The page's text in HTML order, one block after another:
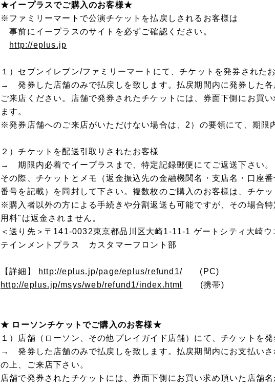
★イープラスでご購入のお客様★
※ファミリーマートで公演チケットを払戻しされるお客様は
事前にイープラスのサイトを必ずご確認ください。
http://eplus.jp
１）セブンイレブン/ファミリーマートにて、チケットを発券された
→ 発券した店舗のみで払戻しを致します。払戻期間内に発券した各
ご来店ください。店舗で発券されたチケットには、券面下側にお買
ます。
※発券店舗へのご来店がいただけない場合は、2）の要領にて、期限
２）チケットを配送引取りされたお客様
→ 期限内必着でイープラスまで、特定記録郵便にてご返送下さい。
その際、チケットとメモ（返金振込先の金融機関名・支店名・口座
番号を記載）を同封して下さい。複数枚のご購入のお客様は、チケッ
※購入者以外の方による手続きや分割返送も可能ですが、その場合
用料"は返金されません。
＜送り先＞〒141-0032東京都品川区大崎1-11-1 ゲートシティ大崎
テインメントプラス カスタマーフロント部
【詳細】 http://eplus.jp/page/eplus/refund1/ (PC)
http://eplus.jp/msys/web/refund1/index.html
(携帯)
★ ローソンチケットでご購入のお客様★
１）店舗（ローソン、その他プレイガイド店舗）にて、チケットを
→ 発券した店舗のみで払戻しを致します。払戻期間内にお支払いさ
の上、ご来店下さい。
店舗で発券されたチケットには、券面下側にお買い求め頂いた店舗名